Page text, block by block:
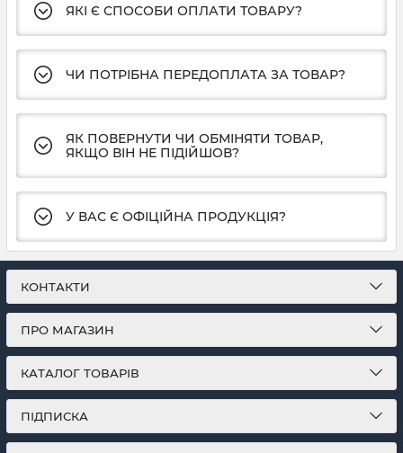
ЯКІ Є СПОСОБИ ОПЛАТИ ТОВАРУ?
ЧИ ПОТРІБНА ПЕРЕДОПЛАТА ЗА ТОВАР?
ЯК ПОВЕРНУТИ ЧИ ОБМІНЯТИ ТОВАР,
ЯКЩО ВІН НЕ ПІДІЙШОВ?
У ВАС Є ОФІЦІЙНА ПРОДУКЦІЯ?
КОНТАКТИ
ПРО МАГАЗИН
КАТАЛОГ ТОВАРІВ
ПІДПИСКА